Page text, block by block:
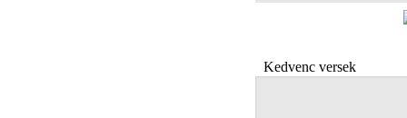
Kedvenc versek